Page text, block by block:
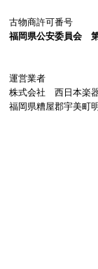
古物商許可番号
福岡県公安委員会
運営業者
株式会社 西日本楽
福岡県糟屋郡宇美町